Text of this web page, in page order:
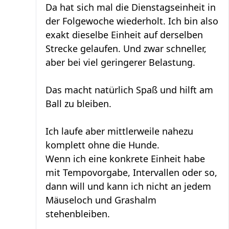
Da hat sich mal die Dienstagseinheit in
der Folgewoche wiederholt. Ich bin also
exakt dieselbe Einheit auf derselben
Strecke gelaufen. Und zwar schneller,
aber bei viel geringerer Belastung.
Das macht natürlich Spaß und hilft am
Ball zu bleiben.
Ich laufe aber mittlerweile nahezu
komplett ohne die Hunde.
Wenn ich eine konkrete Einheit habe
mit Tempovorgabe, Intervallen oder so,
dann will und kann ich nicht an jedem
Mäuseloch und Grashalm
stehenbleiben.